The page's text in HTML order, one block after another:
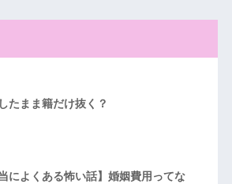
たまま籍だけ抜く？
当によくある怖い話】婚姻費用ってな